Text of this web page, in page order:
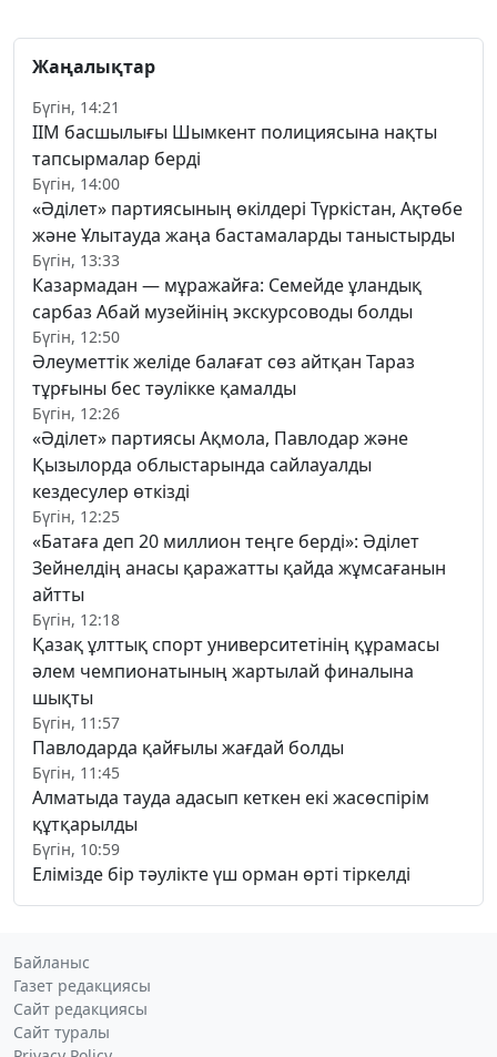
Жаңалықтар
Бүгін, 14:21
ІІМ басшылығы Шымкент полициясына нақты
тапсырмалар берді
Бүгін, 14:00
«Әділет» партиясының өкілдері Түркістан, Ақтөбе
және Ұлытауда жаңа бастамаларды таныстырды
Бүгін, 13:33
Казармадан — мұражайға: Семейде ұландық
сарбаз Абай музейінің экскурсоводы болды
Бүгін, 12:50
Әлеуметтік желіде балағат сөз айтқан Тараз
тұрғыны бес тәулікке қамалды
Бүгін, 12:26
«Әділет» партиясы Ақмола, Павлодар және
Қызылорда облыстарында сайлауалды
кездесулер өткізді
Бүгін, 12:25
«Батаға деп 20 миллион теңге берді»: Әділет
Зейнелдің анасы қаражатты қайда жұмсағанын
айтты
Бүгін, 12:18
Қазақ ұлттық спорт университетінің құрамасы
әлем чемпионатының жартылай финалына
шықты
Бүгін, 11:57
Павлодарда қайғылы жағдай болды
Бүгін, 11:45
Алматыда тауда адасып кеткен екі жасөспірім
құтқарылды
Бүгін, 10:59
Елімізде бір тәулікте үш орман өрті тіркелді
Байланыс
Газет редакциясы
Сайт редакциясы
Сайт туралы